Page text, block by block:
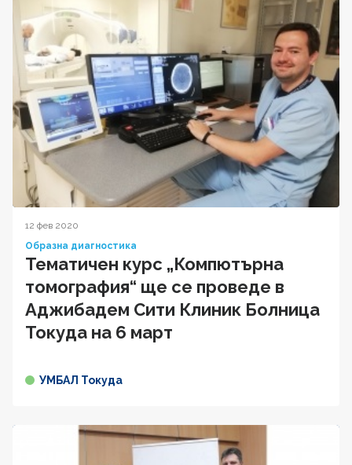
12 фев 2020
Образна диагностика
Тематичен курс „Компютърна
томография“ ще се проведе в
Аджибадем Сити Клиник Болница
Токуда на 6 март
УМБАЛ Токуда